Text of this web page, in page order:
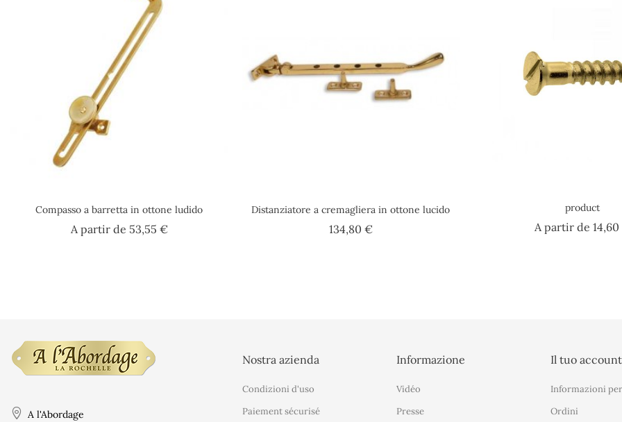
Compasso a barretta in ottone ludido
A partir de 53,55 €Prezzo
Distanziatore a cremagliera in ottone lucido
134,80 €Prezzo
product
A partir de
A l'Abordage
Nostra azienda
Condizioni d'uso
Paiement sécurisé
Informazione
Vidéo
Presse
Il tuo account
Informazioni
Ordini